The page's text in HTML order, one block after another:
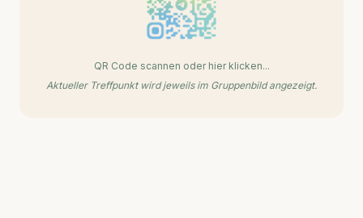
QR Code scannen oder hier klicken...
Aktueller Treffpunkt wird jeweils im Gruppenbild angezeigt.